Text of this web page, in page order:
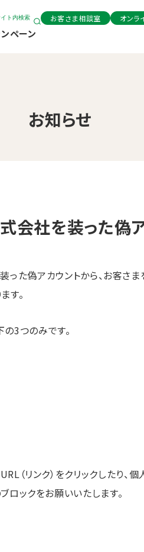
ペーン
ト内検索 お客さま相談室 オンラ
お知らせ
会社を装った偽
偽アカウントから、お客さま
す。
3つのみです。
（リンク）をクリックしたり、
ロックをお願いいたします。